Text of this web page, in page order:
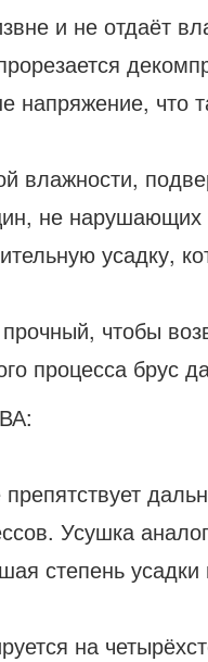
и не отдаёт
напряжение, что
влажности,
не
усадку,
чтобы
процесса
Усушка
степень
на